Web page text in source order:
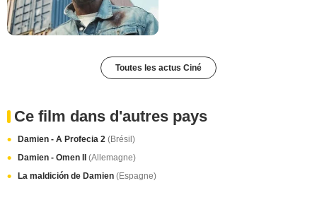
Toutes les actus Ciné
Ce film dans d'autres pays
Damien - A Profecia 2 (Brésil)
Damien - Omen II (Allemagne)
La maldición de Damien (Espagne)